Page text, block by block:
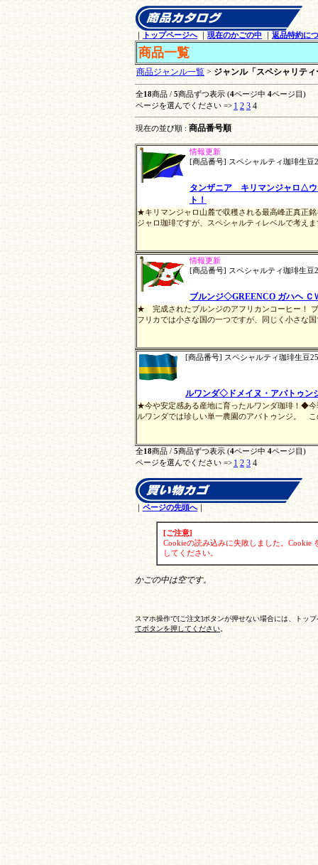
｜ トップページへ｜ 現在のかごの中 ｜ 返品特約に
商品一覧
商品ジャンル一覧> ジャンル「スペシャリテ
全18商品 / 5商品ずつ表示 (4ページ中4ページ目)
ページを選んでください => 1 2 3 4
現在の並び順 : 商品番号順
情報更新
[商品番号] スペシャルティ珈琲生
タンザニア キリマンジャロ△ウ
ト！
★キリマンジャロ山麓で収穫される最高峰正真正
ジャロ珈琲ですが、スペシャルティレベルで考え
情報更新
[商品番号] スペシャルティ珈琲生
ブルンジ◇GREENCO ガハヘ Ｃ
★ 完成されたブルンジのアフリカンコーヒー！
フリカでは小さな国の一つですが、同じく小さな
[商品番号] スペシャルティ珈琲生豆
ルワンダ◇ドメイヌ・アバトゥン
★今や安定感ある産地に育ったルワンダ珈琲！◆
ルワンダでは珍しい単一農園のアバトゥンジ。
全18商品 / 5商品ずつ表示 (4ページ中 4ページ目)
ページを選んでください => 1 2 3 4
ページの先頭へ｜
[ご注意]
Cookieの読み込みに失敗しました。Cookie
してください。
かごの中は空です。
スマホ操作で[ご注文]ボタンが押せない場合には、トッ
てボタンを押してください